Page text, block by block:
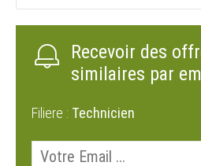
Recevoir des
similaires par
Filiere : Technicien